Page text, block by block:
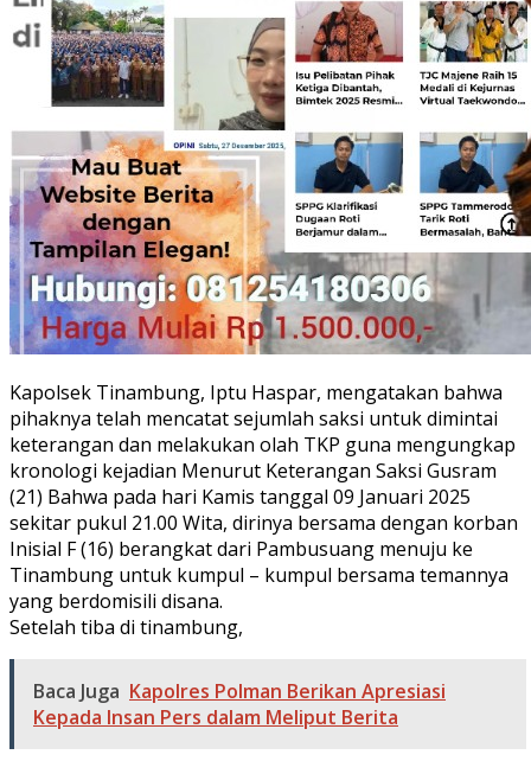
Kapolsek Tinambung, Iptu Haspar, mengatakan bahwa
pihaknya telah mencatat sejumlah saksi untuk dimintai
keterangan dan melakukan olah TKP guna mengungkap
kronologi kejadian Menurut Keterangan Saksi Gusram
(21) Bahwa pada hari Kamis tanggal 09 Januari 2025
sekitar pukul 21.00 Wita, dirinya bersama dengan korban
Inisial F (16) berangkat dari Pambusuang menuju ke
Tinambung untuk kumpul – kumpul bersama temannya
yang berdomisili disana.
Setelah tiba di tinambung,
Baca Juga Kapolres Polman Berikan Apresiasi
Kepada Insan Pers dalam Meliput Berita